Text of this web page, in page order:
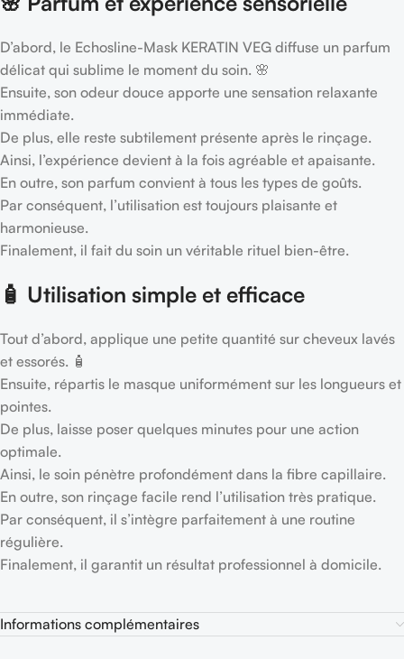
D’abord, le Echosline-Mask KERATIN VEG diffuse un parfum
délicat qui sublime le moment du soin. 🌸
Ensuite, son odeur douce apporte une sensation relaxante
immédiate.
De plus, elle reste subtilement présente après le rinçage.
Ainsi, l’expérience devient à la fois agréable et apaisante.
En outre, son parfum convient à tous les types de goûts.
Par conséquent, l’utilisation est toujours plaisante et
harmonieuse.
Finalement, il fait du soin un véritable rituel bien-être.
🧴 Utilisation simple et efficace
Tout d’abord, applique une petite quantité sur cheveux lavés
et essorés. 🧴
Ensuite, répartis le masque uniformément sur les longueurs et
pointes.
De plus, laisse poser quelques minutes pour une action
optimale.
Ainsi, le soin pénètre profondément dans la fibre capillaire.
En outre, son rinçage facile rend l’utilisation très pratique.
Par conséquent, il s’intègre parfaitement à une routine
régulière.
Finalement, il garantit un résultat professionnel à domicile.
Informations complémentaires